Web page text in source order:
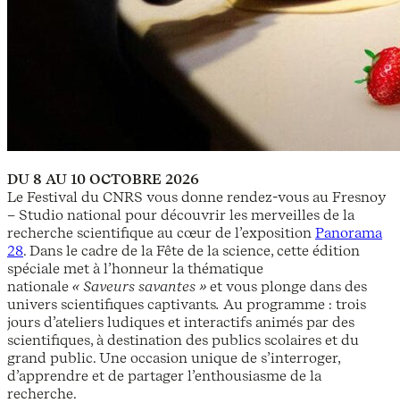
DU 8 AU 10 OCTOBRE 2026
Le Festival du CNRS vous donne rendez-vous au Fresnoy
– Studio national pour découvrir les merveilles de la
recherche scientifique au cœur de l’exposition Panorama
28. Dans le cadre de la Fête de la science, cette édition
spéciale met à l’honneur la thématique
nationale « Saveurs savantes » et vous plonge dans des
univers scientifiques captivants. Au programme : trois
jours d’ateliers ludiques et interactifs animés par des
scientifiques, à destination des publics scolaires et du
grand public. Une occasion unique de s’interroger,
d’apprendre et de partager l’enthousiasme de la
recherche.